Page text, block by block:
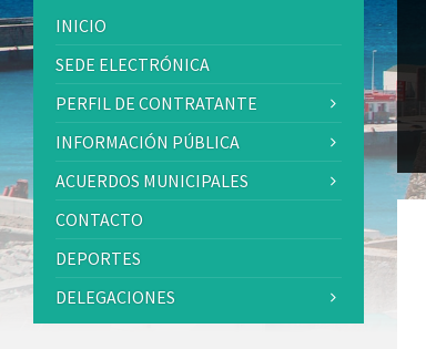
INICIO
SEDE ELECTRÓNICA
PERFIL DE CONTRATANTE
INFORMACIÓN PÚBLICA
ACUERDOS MUNICIPALES
CONTACTO
DEPORTES
DELEGACIONES